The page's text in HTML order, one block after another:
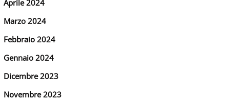
Aprile 2024
Marzo 2024
Febbraio 2024
Gennaio 2024
Dicembre 2023
Novembre 2023